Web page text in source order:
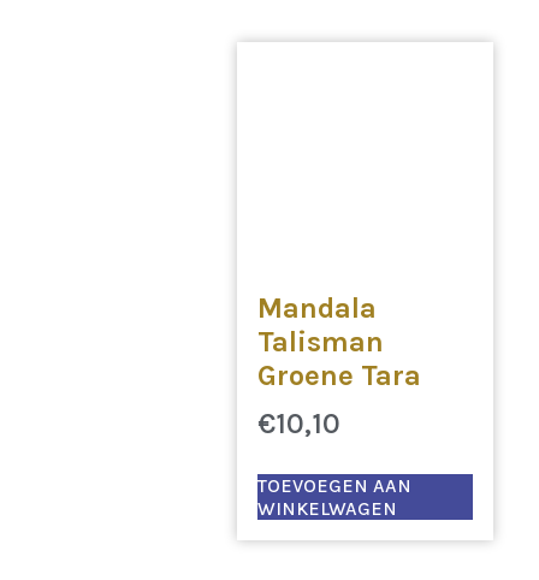
Mandala
Talisman
Groene Tara
€10,10
TOEVOEGEN AAN
WINKELWAGEN